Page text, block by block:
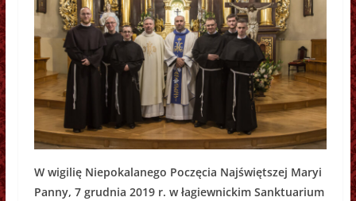
W wigilię Niepokalanego Poczęcia Najświętszej Maryi
Panny, 7 grudnia 2019 r. w łagiewnickim Sanktuarium